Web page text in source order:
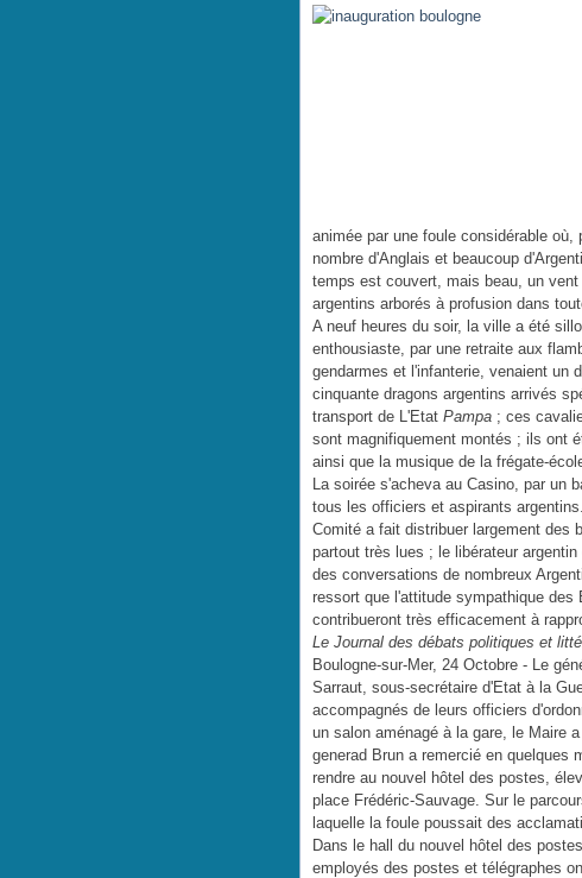
animée par une foule considérable
nombre d'Anglais et beaucoup
temps est couvert, mais beau, un
argentins arborés à profusion dans
A neuf heures du soir, la ville a été
enthousiaste, par une retraite aux
gendarmes et l'infanterie, venaient un
cinquante dragons argentins arrivés
transport de L'Etat Pampa ; ces
sont magnifiquement montés ; ils ont
ainsi que la musique de la frégate-
La soirée s'acheva au Casino, par un
tous les officiers et aspirants
Comité a fait distribuer largement des
partout très lues ; le libérateur
des conversations de nombreux
ressort que l'attitude sympathique des
contribueront très efficacement à
Le Journal des débats politiques et
Boulogne-sur-Mer, 24 Octobre - Le
Sarraut, sous-secrétaire d'Etat à la
accompagnés de leurs officiers
un salon aménagé à la gare, le Maire
generad Brun a remercié en quelques
rendre au nouvel hôtel des postes,
place Frédéric-Sauvage. Sur le
laquelle la foule poussait des
Dans le hall du nouvel hôtel des
employés des postes et télégraphes